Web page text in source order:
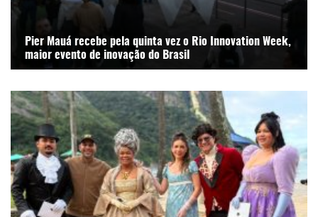
Pier Mauá recebe pela quinta vez o Rio Innovation Week,
maior evento de inovação do Brasil